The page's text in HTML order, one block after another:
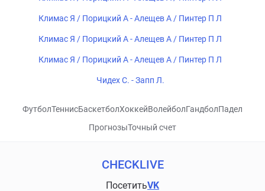
Климас Я / Порицкий А - Алещев А / Пинтер П Л
Климас Я / Порицкий А - Алещев А / Пинтер П Л
Климас Я / Порицкий А - Алещев А / Пинтер П Л
Чидех С. - Запп Л.
ФутболТеннисБаскетболХоккейВолейболГандболПадел
ПрогнозыТочный счет
CHECKLIVE
ПосетитьVK